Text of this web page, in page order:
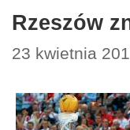
Rzeszów
23 kwietnia